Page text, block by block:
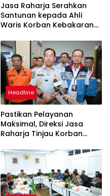
Jasa Raharja Serahkan
Santunan kepada Ahli
Waris Korban Kebakaran
Headline
Pastikan Pelayanan
Maksimal, Direksi Jasa
Raharja Tinjau Korban
Sentosa II